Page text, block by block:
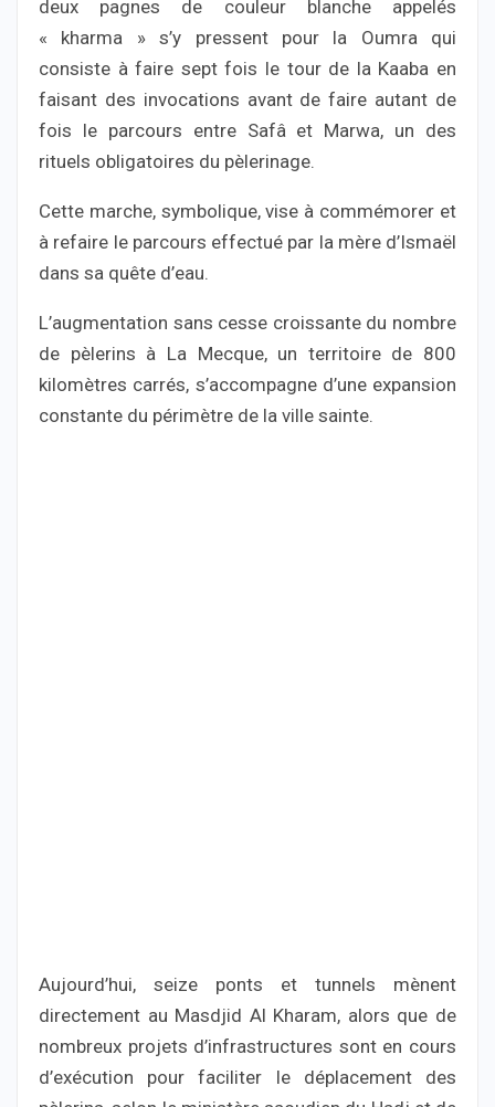
deux pagnes de couleur blanche appelés
« kharma » s’y pressent pour la Oumra qui
consiste à faire sept fois le tour de la Kaaba en
faisant des invocations avant de faire autant de
fois le parcours entre Safâ et Marwa, un des
rituels obligatoires du pèlerinage.
Cette marche, symbolique, vise à commémorer et
à refaire le parcours effectué par la mère d’Ismaël
dans sa quête d’eau.
L’augmentation sans cesse croissante du nombre
de pèlerins à La Mecque, un territoire de 800
kilomètres carrés, s’accompagne d’une expansion
constante du périmètre de la ville sainte.
Aujourd’hui, seize ponts et tunnels mènent
directement au Masdjid Al Kharam, alors que de
nombreux projets d’infrastructures sont en cours
d’exécution pour faciliter le déplacement des